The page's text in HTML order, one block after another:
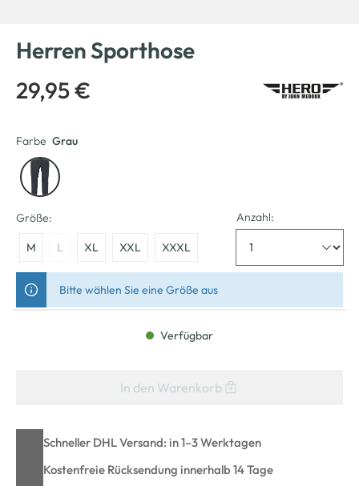
Herren Sporthose
29,95 €
Farbe Grau
Größe:
M L XL XXL XXXL
Anzahl:
Bitte wählen Sie eine Größe aus
Verfügbar
In den Warenkorb
Schneller DHL Versand: in 1–3 Werktagen
Kostenfreie Rücksendung innerhalb 14 Tage